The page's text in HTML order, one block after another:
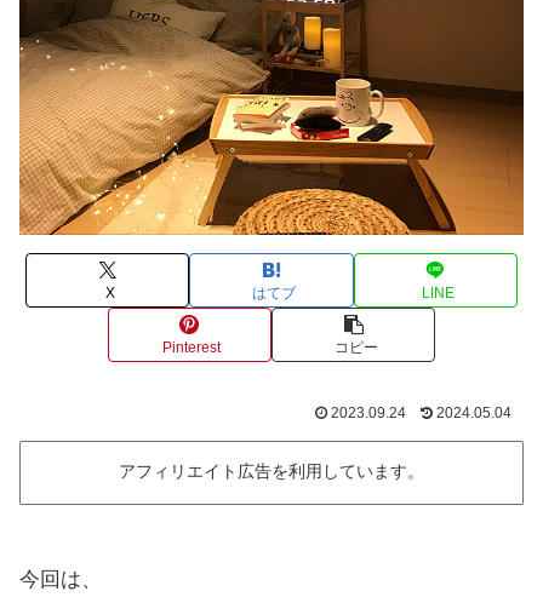
X はてブ LINE
Pinterest コピー
2023.09.24 2024.05.04
アフィリエイト広告を利用しています。
今回は、